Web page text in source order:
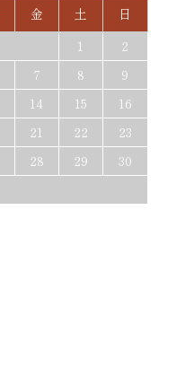
金 土
日
1
2
7 8
9
14 15
16
21 22
23
28 29
30